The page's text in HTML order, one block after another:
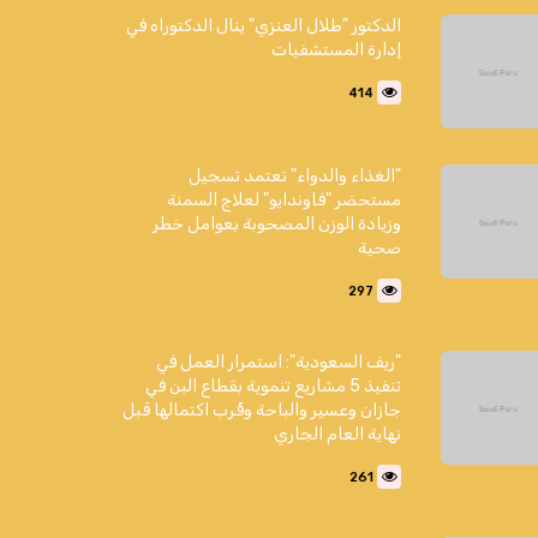
الدكتور "طلال العنزي" ينال الدكتوراه في
إدارة المستشفيات
414
"الغذاء والدواء" تعتمد تسجيل
مستحضر "فاوندايو" لعلاج السمنة
وزيادة الوزن المصحوبة بعوامل خطر
صحية
297
"ريف السعودية": استمرار العمل في
تنفيذ 5 مشاريع تنموية بقطاع البن في
جازان وعسير والباحة وقُرب اكتمالها قبل
نهاية العام الجاري
261